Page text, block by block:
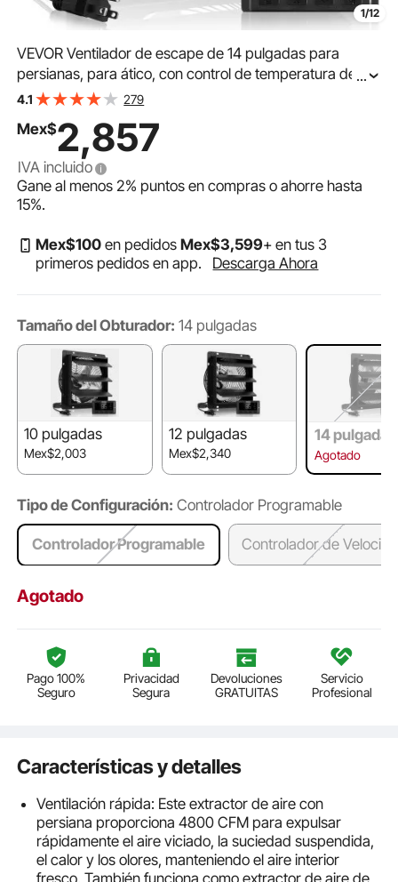
1/12
VEVOR Ventilador de escape de 14 pulgadas para
persianas, para ático, con control de temperatura de
velocidad variable y programación inteligente, 2000
e invernaderos, color negro
...
4.1 279
Mex$2,857
IVA incluido
Gane al menos2% puntos en compras o ahorre hasta
15%.
Mex$100 en pedidosMex$3,599+ en tus 3
primeros pedidos en app.
Descarga Ahora
Tamaño del Obturador: 14 pulgadas
10 pulgadas
Mex$2,003
12 pulgadas
Mex$2,340
14 pulgadas
Agotado
Tipo de Configuración: Controlador Programable
Controlador Programable Controlador de
Agotado
Pago 100%
Seguro
Privacidad
Segura
Devoluciones
GRATUITAS
Servicio
Profesional
Características y detalles
Ventilación rápida: Este extractor de aire con
persiana proporciona 4800 CFM para expulsar
rápidamente el aire viciado, la suciedad suspendida,
el calor y los olores, manteniendo el aire interior